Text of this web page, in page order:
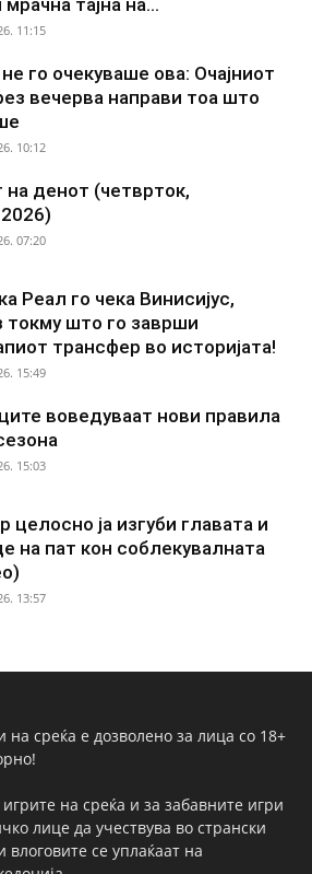
тајна на...
11:15
не го очекуваше ова: Очајниот
вечерва направи тоа што
10:12
на денот (четврток,
07:20
Реал го чека Винисијус,
токму што го заврши
трансфер во историјата!
15:49
воведуваат нови правила
15:03
целосно ја изгуби главата и
на пат кон соблекувалната
13:57
на среќа е дозволено за лица со 18+
на среќа и за забавните игри
лице да учествува во странски
влоговите се уплаќаат на